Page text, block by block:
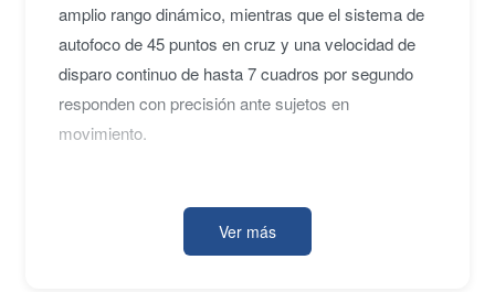
amplio rango dinámico, mientras que el sistema de
autofoco de 45 puntos en cruz y una velocidad de
disparo continuo de hasta 7 cuadros por segundo
responden con precisión ante sujetos en
movimiento.
La pantalla LCD táctil abatible de 7,62 cm con
resolución de 1.040.000 puntos facilita la
Ver más